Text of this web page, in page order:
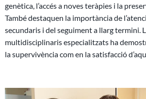
genètica, l’accés a noves teràpies i la
També destaquen la importància de
secundaris i del seguiment a llarg termini.
multidisciplinaris especialitzats ha
la supervivència com en la satisfacció